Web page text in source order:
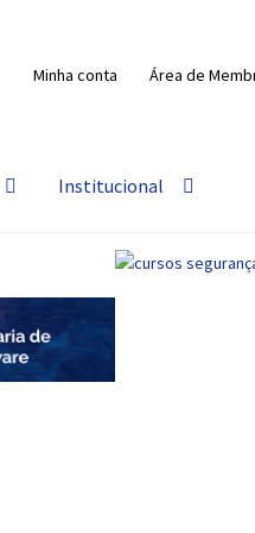
Minha conta Área de
Institucional